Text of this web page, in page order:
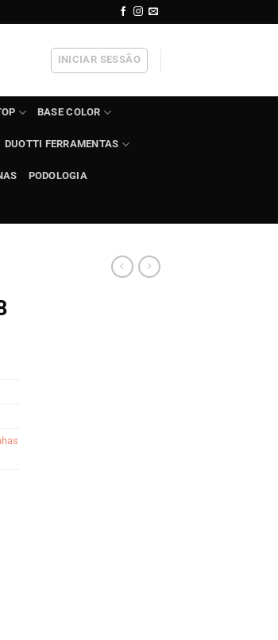
INICIAR SESSÃO
BASE COLOR
DUOTTI FERRAMENTAS
PODOLOGIA